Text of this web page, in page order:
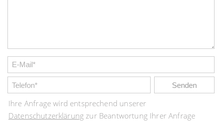
Ihre Anfrage wird entsprechend unserer
Datenschutzerklärung zur Beantwortung Ihrer Anfrage